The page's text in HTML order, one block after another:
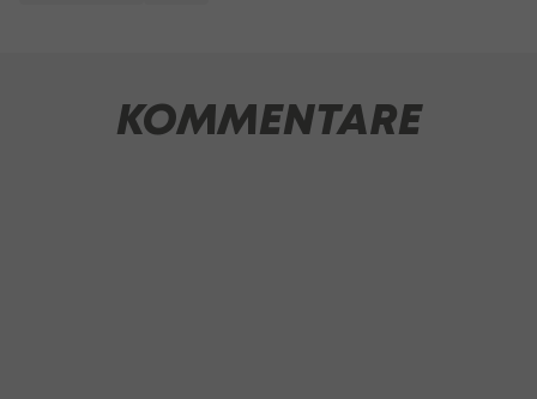
KOMMENTARE